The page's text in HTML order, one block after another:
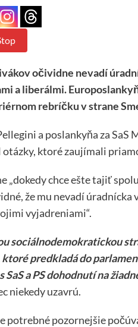
očividne nevadí
a liberálmi.
rebríčku v strane
a poslankyňa za SaS
ktoré zaujímali
chce ešte tajiť
že mu nevadí úradnícka
vyjadreniami“.
sociálnodemokratickou
predkladá do
a PS dohodnutí na
niekedy uzavrú.
potrebné pozornejšie